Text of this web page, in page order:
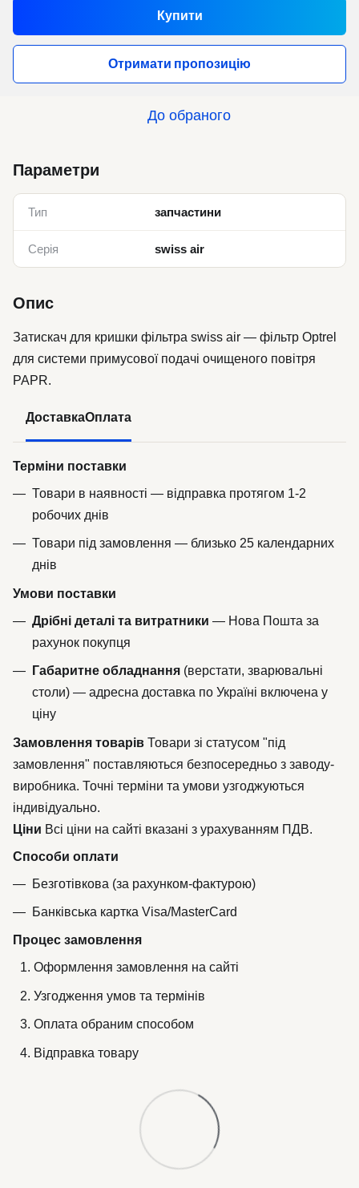
Купити
Отримати пропозицію
До обраного
Параметри
Тип запчастини
Серія swiss air
Опис
Затискач для кришки фільтра swiss air — фільтр Optrel
для системи примусової подачі очищеного повітря
PAPR.
ДоставкаОплата
Терміни поставки
Товари в наявності — відправка протягом 1-2
робочих днів
Товари під замовлення — близько 25 календарних
днів
Умови поставки
Дрібні деталі та витратники — Нова Пошта за
рахунок покупця
Габаритне обладнання (верстати, зварювальні
столи) — адресна доставка по Україні включена у
ціну
Замовлення товарів Товари зі статусом "під
замовлення" поставляються безпосередньо з заводу-
виробника. Точні терміни та умови узгоджуються
індивідуально.
Ціни Всі ціни на сайті вказані з урахуванням ПДВ.
Способи оплати
Безготівкова (за рахунком-фактурою)
Банківська картка Visa/MasterCard
Процес замовлення
Оформлення замовлення на сайті
Узгодження умов та термінів
Оплата обраним способом
Відправка товару